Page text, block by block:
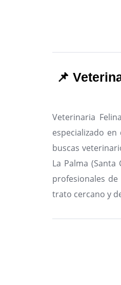
📌
Veterinaria
especializado
buscas
La Palma
profesionales
trato cercano y